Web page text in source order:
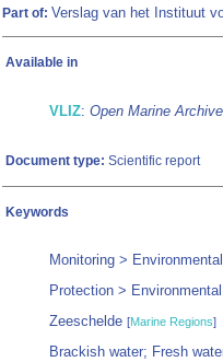
Part of: Verslag van het Instituut
Available in
VLIZ: Open Marine
Document type: Scientific report
Keywords
Monitoring >
Protection >
Zeeschelde [Marine Regions]
Brackish water; Fresh